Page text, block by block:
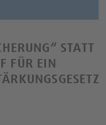
STATT
FÜR EIN